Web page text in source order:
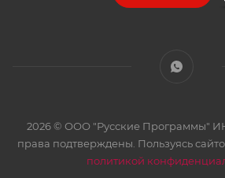
2026 © ООО "Русские Программы"
права подтверждены. Пользуясь
политикой